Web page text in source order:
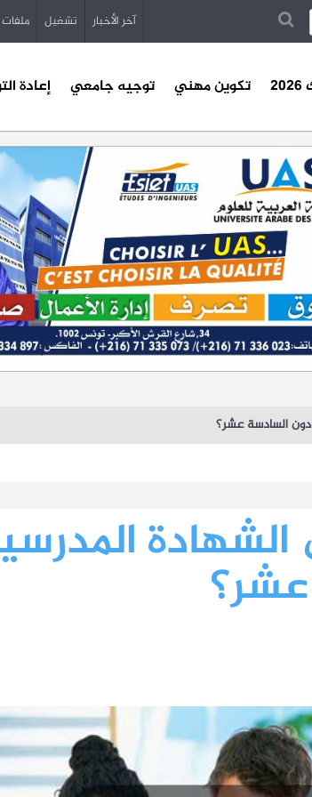
آخر الأخبار تشغيل ملفات
تكوين مهني توجيه جامعي إعادة
السادسة عشر؟